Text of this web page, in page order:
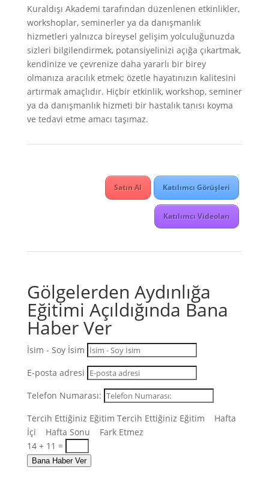
Kuraldışı Akademi tarafından düzenlenen etkinlikler,
workshoplar, seminerler ya da danışmanlık
hizmetleri yalnızca bireysel gelişim yolculuğunuzda
sizleri bilgilendirmek, potansiyelinizi açığa çıkartmak,
kendinize ve çevrenize daha yararlı bir birey
olmanıza aracılık etmek; özetle hayatınızın kalitesini
artırmak amaçlıdır. Hiçbir etkinlik, workshop, seminer
ya da danışmanlık hizmeti bir hastalık tanısı koyma
ve tedavi etme amacı taşımaz.
Satın Al Katılımcı Görüşleri
Katılımcı Videoları
Gölgelerden Aydınlığa
Eğitimi Açıldığında Bana
Haber Ver
İsim - Soy İsim
E-posta adresi
Telefon Numarası:
Tercih Ettiğiniz Eğitim Tercih Ettiğiniz Eğitim
Hafta
İçi
Hafta Sonu
Fark Etmez
14 + 11 =
Bana Haber Ver